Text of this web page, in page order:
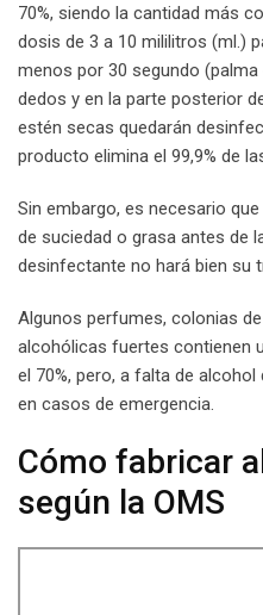
70%, siendo la cantidad más
dosis de 3 a 10 mililitros (ml.)
menos por 30 segundo
dedos y en la parte posterior
estén secas quedarán
producto elimina el 99,9% de
Sin embargo, es necesario
de suciedad o grasa antes de
desinfectante no hará bien su
Algunos perfumes, colonias
alcohólicas fuertes contienen
el 70%, pero, a falta de
en casos de emergencia.
Cómo fabricar
según la OMS